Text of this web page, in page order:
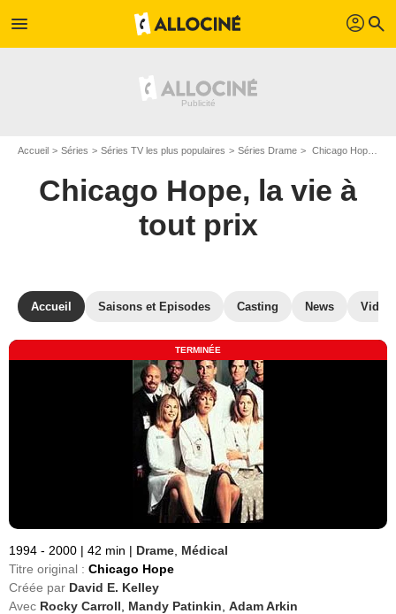
menu profil search
Accueil Séries Séries TV les plus populaires Séries Drame Chicago Hope, la vie à tout prix
Chicago Hope, la vie à
tout prix
Accueil Saisons et Episodes Casting News
TERMINÉE
1994 - 2000 | 42 min | Drame Médical
Titre original : Chicago Hope
Créée par David E. Kelley
Avec Rocky Carroll Mandy Patinkin Adam Arkin